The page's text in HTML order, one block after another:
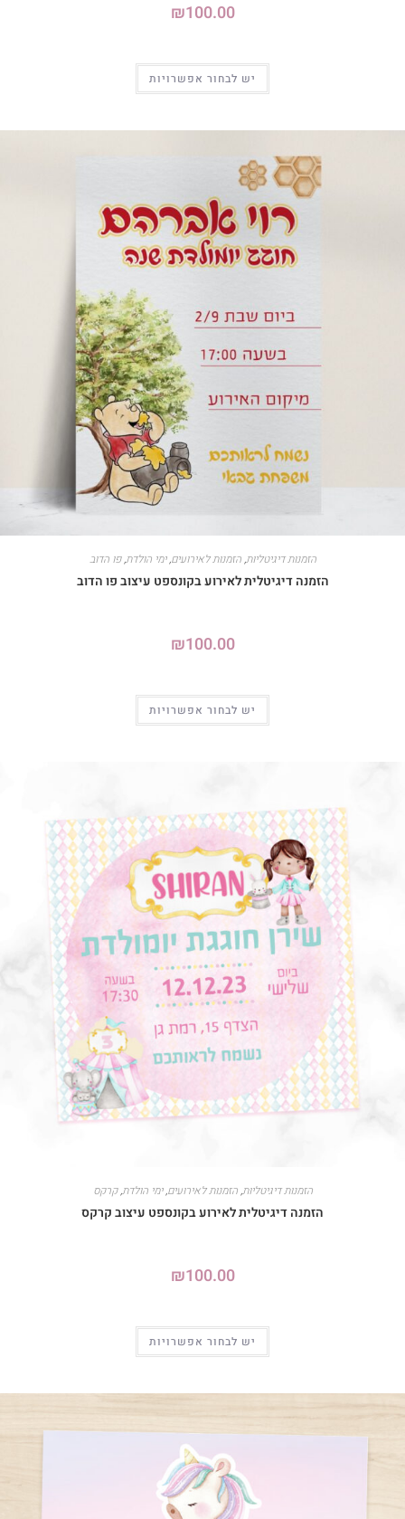
₪100.00
יש לבחור אפשרויות
הזמנות דיגיטליות,הזמנות לאירועים,ימי הולדת,פו הדוב
הזמנה דיגיטלית לאירוע בקונספט עיצוב פו הדוב
₪100.00
יש לבחור אפשרויות
הזמנות דיגיטליות,הזמנות לאירועים,ימי הולדת,קרקס
הזמנה דיגיטלית לאירוע בקונספט עיצוב קרקס
₪100.00
יש לבחור אפשרויות